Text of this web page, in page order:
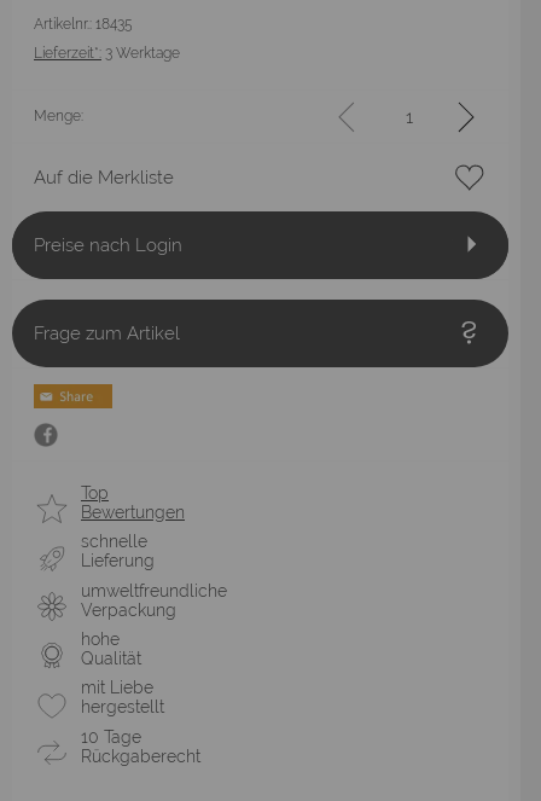
Artikelnr.: 18435
Lieferzeit*: 3 Werktage
Menge:
Auf die Merkliste
Preise nach Login
Frage zum Artikel
Top
Bewertungen
schnelle
Lieferung
umweltfreundliche
Verpackung
hohe
Qualität
mit Liebe
hergestellt
10 Tage
Rückgaberecht